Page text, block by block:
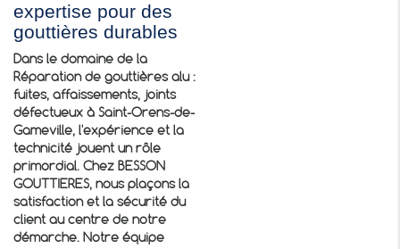
expertise pour des
gouttières durables
Dans le domaine de la
Réparation de gouttières alu :
fuites, affaissements, joints
défectueux à Saint-Orens-de-
Gameville, l'expérience et la
technicité jouent un rôle
primordial. Chez BESSON
GOUTTIERES, nous plaçons la
satisfaction et la sécurité du
client au centre de notre
démarche. Notre équipe